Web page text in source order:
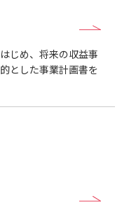
じめ、将来の収益事
とした事業計画書を